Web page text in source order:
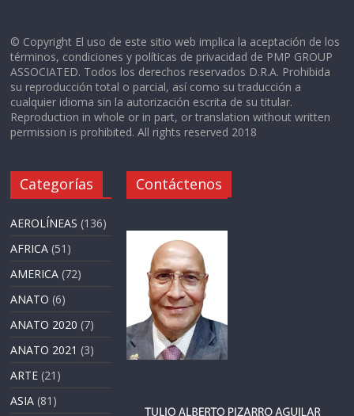
© Copyright El uso de este sitio web implica la aceptación de los
términos, condiciones y políticas de privacidad de PMP GROUP
ASSOCIATED. Todos los derechos reservados D.R.A. Prohibida
su reproducción total o parcial, así como su traducción a
cualquier idioma sin la autorización escrita de su titular.
Reproduction in whole or in part, or translation without written
permission is prohibited. All rights reserved 2018
Categorías
AEROLÍNEAS (136)
AFRICA (51)
AMERICA (72)
ANATO (6)
ANATO 2020 (7)
ANATO 2021 (3)
ARTE (21)
ASIA (81)
Contáctenos